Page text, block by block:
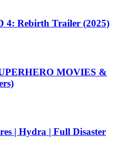
4: Rebirth Trailer (2025)
MOVIES &
| Hydra | Full Disaster